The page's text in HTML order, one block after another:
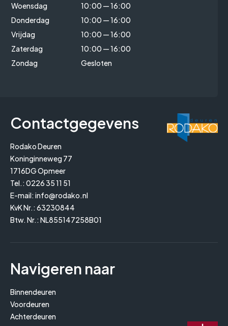
Woensdag
10:00 — 16:00
Donderdag
10:00 — 16:00
Vrijdag
10:00 — 16:00
Zaterdag
10:00 — 16:00
Zondag
Gesloten
Contactgegevens
Rodako Deuren
Koninginneweg 77
1716DG Opmeer
Tel.: 0226 35 11 51
E-mail: info@rodako.nl
KvK Nr.: 63230844
Btw. Nr.: NL855147258B01
Navigeren naar
Binnendeuren
Voordeuren
Achterdeuren